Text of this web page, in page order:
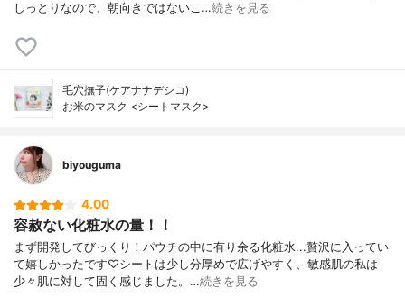
しっとりなので、朝向きではないこ…続きを見る
毛穴撫子(ケアナナデシコ)
お米のマスク <シートマスク>
biyouguma
4.00
容赦ない化粧水の量！！
まず開発してびっくり！パウチの中に有り余る化粧水...贅沢に入ってい
て嬉しかったです♡シートは少し分厚めで広げやすく、敏感肌の私は
少々肌に対して固く感じました。…続きを見る